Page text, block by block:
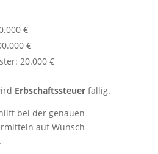
€
€
20.000 €
Erbschaftssteuerfällig.
bei der genauen
auf Wunsch